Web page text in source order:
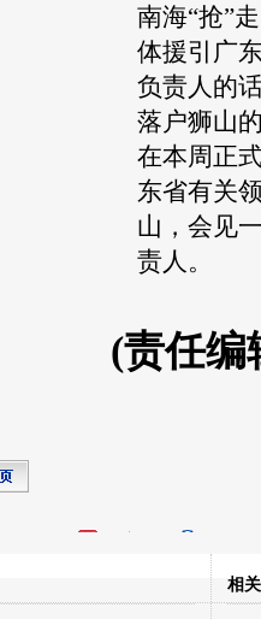
南海“抢”
体援引广
负责人的
落户狮山
在本周正
东省有关
山，会见
责人。
(责任编
相